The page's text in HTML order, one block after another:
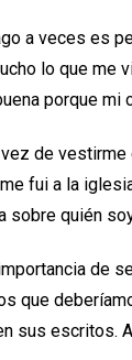
a veces es
lo que me
porque mi
de
fui a la
sobre quién
de
que
sus escritos.